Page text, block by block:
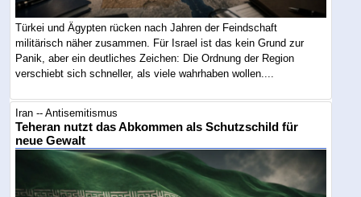
Türkei und Ägypten rücken nach Jahren der Feindschaft
militärisch näher zusammen. Für Israel ist das kein Grund zur
Panik, aber ein deutliches Zeichen: Die Ordnung der Region
verschiebt sich schneller, als viele wahrhaben wollen....
Iran -- Antisemitismus
Teheran nutzt das Abkommen als Schutzschild für
neue Gewalt